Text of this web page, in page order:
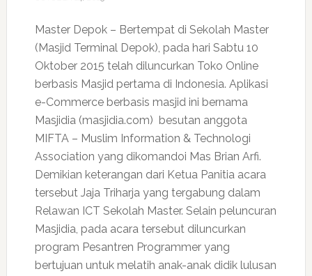
Master Depok – Bertempat di Sekolah Master
(Masjid Terminal Depok), pada hari Sabtu 10
Oktober 2015 telah diluncurkan Toko Online
berbasis Masjid pertama di Indonesia. Aplikasi
e-Commerce berbasis masjid ini bernama
Masjidia (masjidia.com) besutan anggota
MIFTA – Muslim Information & Technologi
Association yang dikomandoi Mas Brian Arfi.
Demikian keterangan dari Ketua Panitia acara
tersebut Jaja Triharja yang tergabung dalam
Relawan ICT Sekolah Master. Selain peluncuran
Masjidia, pada acara tersebut diluncurkan
program Pesantren Programmer yang
bertujuan untuk melatih anak-anak didik lulusan